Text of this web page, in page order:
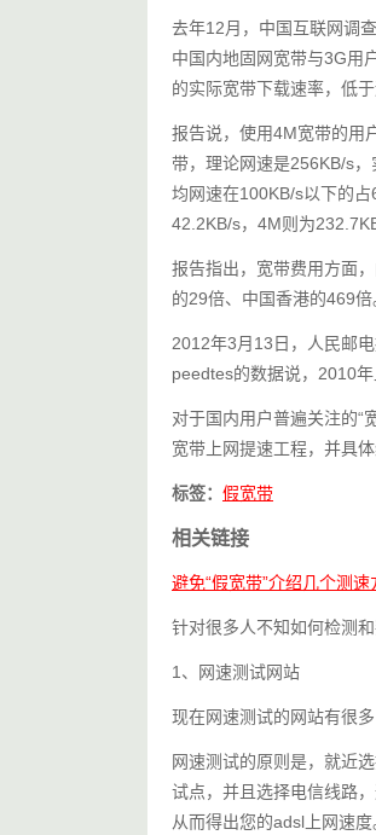
去年12月，中国互联网调
中国内地固网宽带与3G用
的实际宽带下载速率，低
报告说，使用4M宽带的用
带，理论网速是256KB/s
均网速在100KB/s以下的
42.2KB/s，4M则为
报告指出，宽带费用方面
的29倍、中国香港的469倍
2012年3月13日，人民邮
peedtes的数据说，2010
对于国内用户普遍关注的“
宽带上网提速工程，并具
标签： 假宽带
相关链接
避免“假宽带”介绍几个测速
针对很多人不知如何检测
1、网速测试网站
现在网速测试的网站有很
网速测试的原则是，就近
试点，并且选择电信线路
从而得出您的adsl上网速度